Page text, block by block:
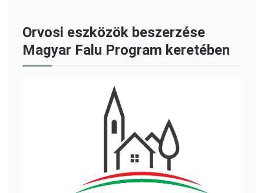
Orvosi eszközök beszerzése
Magyar Falu Program keretében